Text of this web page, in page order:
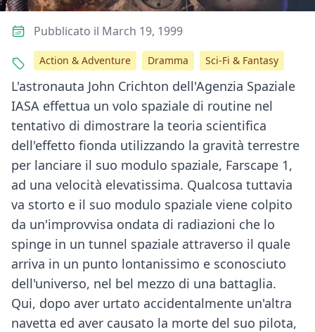
L'astronauta John Crichton dell'Agenzia Spaziale
IASA effettua un volo spaziale di routine nel
tentativo di dimostrare la teoria scientifica
dell'effetto fionda utilizzando la gravità terrestre
per lanciare il suo modulo spaziale, Farscape 1,
ad una velocità elevatissima. Qualcosa tuttavia
va storto e il suo modulo spaziale viene colpito
da un'improvvisa ondata di radiazioni che lo
spinge in un tunnel spaziale attraverso il quale
arriva in un punto lontanissimo e sconosciuto
dell'universo, nel bel mezzo di una battaglia.
Qui, dopo aver urtato accidentalmente un'altra
navetta ed aver causato la morte del suo pilota,
Pubblicato il March 19, 1999
Action & Adventure Dramma Sci-Fi & Fantasy